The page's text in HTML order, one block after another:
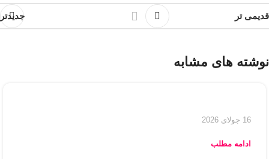
جدیدتر قدیمی تر
نوشته های مشابه
16 جولای 2026
ادامه مطلب